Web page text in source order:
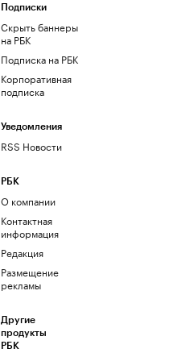
Подписки
Скрыть баннеры
на РБК
Подписка на РБК
Корпоративная
подписка
Уведомления
RSS Новости
РБК
О компании
Контактная
информация
Редакция
Размещение
рекламы
Другие
продукты
РБК